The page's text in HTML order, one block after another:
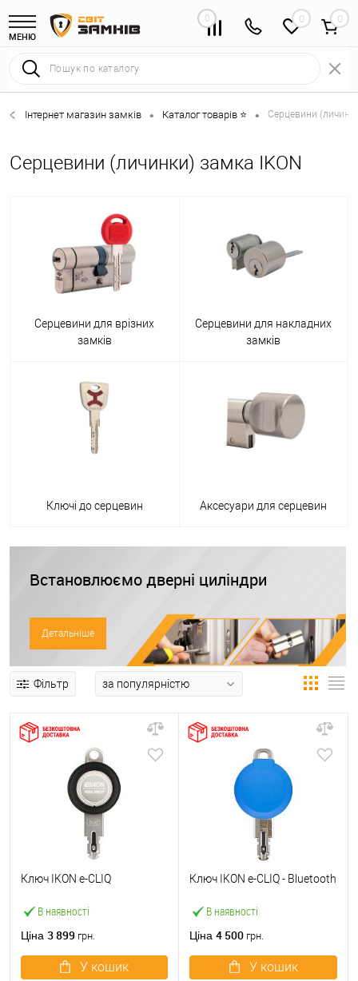
МЕНЮ
0 0
Інтернет магазин замків • Каталог товарів ⭐ • Серцевини
Серцевини (личинки) замка IKON
Серцевини для врізних
замків
Серцевини для накладних
замків
Ключі до серцевин Аксесуари для серцевин
Встановлюємо дверні циліндри
Детальніше
Фільтр
В наявності
Ключ IKON e-CLIQ
Ціна 3 899 грн.
У кошик
В наявності
Ключ IKON e-CLIQ - Bluetooth
Ціна 4 500 грн.
У кошик